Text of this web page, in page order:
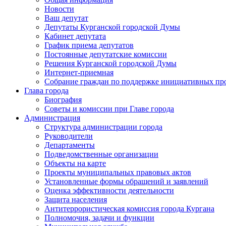
Новости
Ваш депутат
Депутаты Курганской городской Думы
Кабинет депутата
График приема депутатов
Постоянные депутатские комиссии
Решения Курганской городской Думы
Интернет-приемная
Собрание граждан по поддержке инициативных
Глава города
Биография
Советы и комиссии при Главе города
Администрация
Структура администрации города
Руководители
Департаменты
Подведомственные организации
Объекты на карте
Проекты муниципальных правовых актов
Установленные формы обращений и заявлений
Оценка эффективности деятельности
Защита населения
Антитеррористическая комиссия города Кургана
Полномочия, задачи и функции